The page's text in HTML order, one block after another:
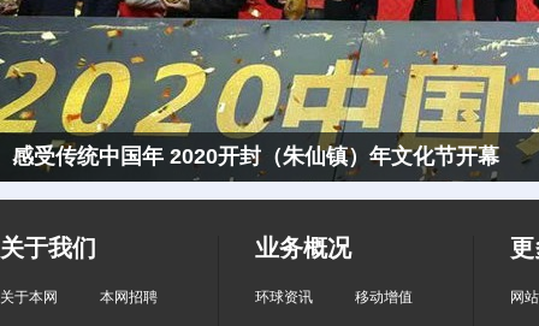
感受传统中国年 2020开封（朱仙镇）年文化节开幕
关于我们
关于本网 本网招聘
业务概况
环球资讯 移动增值 网